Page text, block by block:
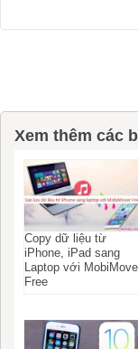
Xem thêm các
Copy dữ liệu từ
iPhone, iPad sang
Laptop với
Free